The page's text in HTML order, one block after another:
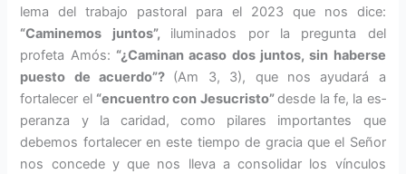
lema del trabajo pastoral para el 2023 que nos dice:
“Caminemos juntos”, iluminados por la pregunta del
profeta Amós: “¿Caminan acaso dos juntos, sin haberse
puesto de acuerdo”? (Am 3, 3), que nos ayudará a
fortalecer el “encuentro con Jesucristo”desde la fe, la es­
peranza y la caridad, como pilares importantes que
debemos fortale­cer en este tiempo de gracia que el Señor
nos concede y que nos lleva a consolidar los vínculos